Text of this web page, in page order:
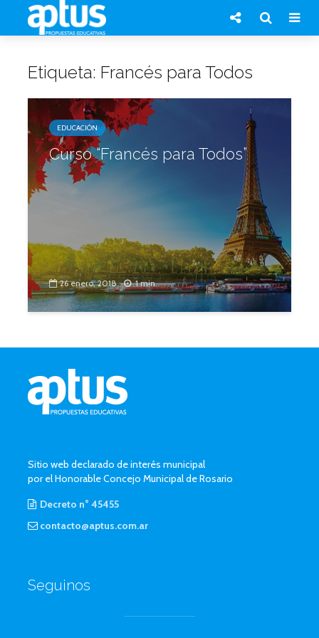
Etiqueta: Francés para Todos
EDUCACIÓN
Curso “Francés para Todos”
26 enero, 2018 1 min.
Sitio web declarado de interés municipal
por el Honorable Concejo Municipal de Rosario
Decreto n° 45455
contacto@aptus.com.ar
Seguinos